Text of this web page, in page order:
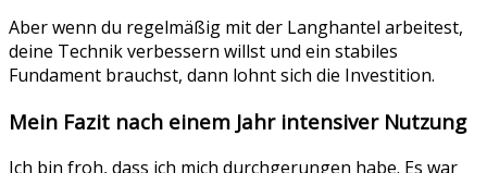
Aber wenn du regelmäßig mit der Langhantel arbeitest,
deine Technik verbessern willst und ein stabiles
Fundament brauchst, dann lohnt sich die Investition.
Mein Fazit nach einem Jahr intensiver Nutzung
Ich bin froh, dass ich mich durchgerungen habe. Es war